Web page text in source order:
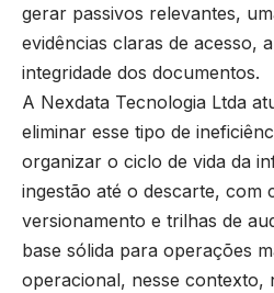
gerar passivos relevantes,
evidências claras de acesso,
integridade dos documentos.
A Nexdata Tecnologia Ltda
eliminar esse tipo de
organizar o ciclo de vida da
ingestão até o descarte, com
versionamento e trilhas de
base sólida para operações
operacional, nesse contexto,